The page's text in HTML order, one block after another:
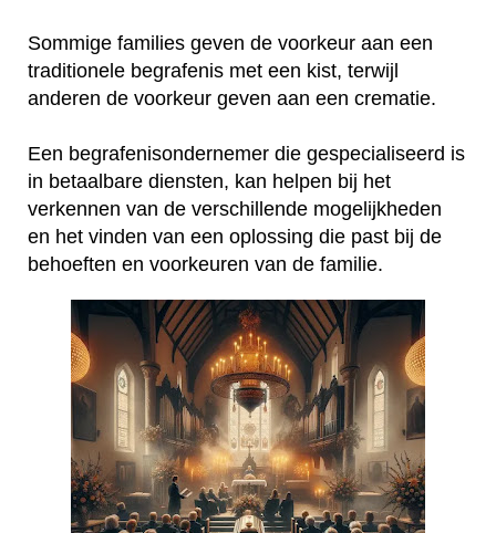
Sommige families geven de voorkeur aan een
traditionele begrafenis met een kist, terwijl
anderen de voorkeur geven aan een crematie.
Een begrafenisondernemer die gespecialiseerd is
in betaalbare diensten, kan helpen bij het
verkennen van de verschillende mogelijkheden
en het vinden van een oplossing die past bij de
behoeften en voorkeuren van de familie.